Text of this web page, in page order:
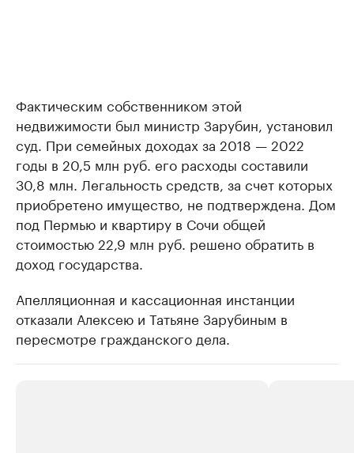
Фактическим собственником этой
недвижимости был министр Зарубин, установил
суд. При семейных доходах за 2018 — 2022
годы в 20,5 млн руб. его расходы составили
30,8 млн. Легальность средств, за счет которых
приобретено имущество, не подтверждена. Дом
под Пермью и квартиру в Сочи общей
стоимостью 22,9 млн руб. решено обратить в
доход государства.
Апелляционная и кассационная инстанции
отказали Алексею и Татьяне Зарубиным в
пересмотре гражданского дела.